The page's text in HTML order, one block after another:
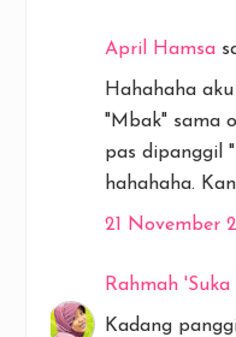
April Hamsa
Hahahaha
"Mbak" sama
pas dipanggil
hahahaha.
21 November
Rahmah
Kadang